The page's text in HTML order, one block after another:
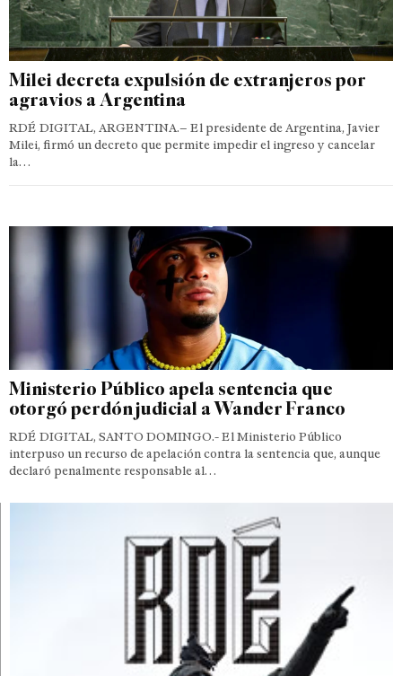
Milei decreta expulsión de extranjeros por
agravios a Argentina
RDÉ DIGITAL, ARGENTINA.– El presidente de Argentina, Javier
Milei, firmó un decreto que permite impedir el ingreso y cancelar
la…
Ministerio Público apela sentencia que
otorgó perdón judicial a Wander Franco
RDÉ DIGITAL, SANTO DOMINGO.- El Ministerio Público
interpuso un recurso de apelación contra la sentencia que, aunque
declaró penalmente responsable al…